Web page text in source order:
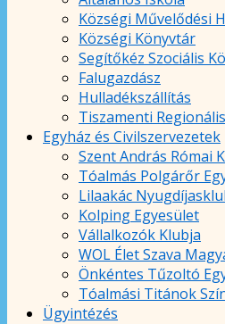
Községi Művelődési
Községi Könyvtár
Segítőkéz Szociális
Falugazdász
Hulladékszállítás
Tiszamenti
Egyház és Civilszervezetek
Szent András Római
Tóalmás Polgárőr
Lilaakác
Kolping Egyesület
Vállalkozók Klubja
WOL Élet Szava
Önkéntes Tűzoltó
Tóalmási Titánok
Ügyintézés